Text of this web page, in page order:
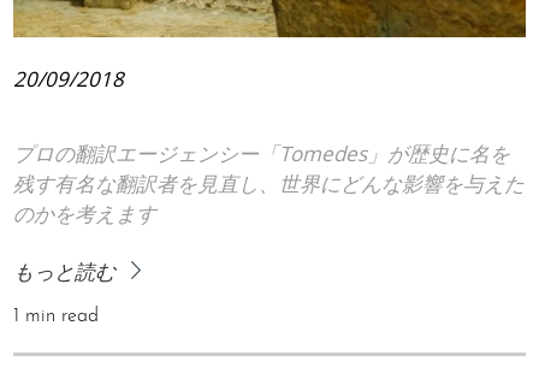
20/09/2018
プロの翻訳エージェンシー「Tomedes」が歴史に名を
残す有名な翻訳者を見直し、世界にどんな影響を与えた
のかを考えます
もっと読む
1 min read